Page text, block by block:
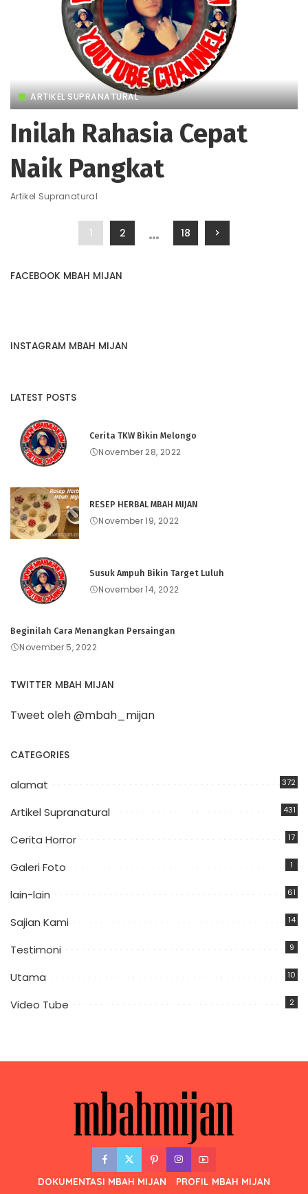
ARTIKEL SUPRANATURAL
Inilah Rahasia Cepat
Naik Pangkat
Artikel Supranatural
1 2 … 18
FACEBOOK MBAH MIJAN
INSTAGRAM MBAH MIJAN
LATEST POSTS
Cerita TKW Bikin Melongo
November 28, 2022
RESEP HERBAL MBAH MIJAN
November 19, 2022
Susuk Ampuh Bikin Target Luluh
November 14, 2022
Beginilah Cara Menangkan Persaingan
November 5, 2022
TWITTER MBAH MIJAN
Tweet oleh @mbah_mijan
CATEGORIES
alamat 372
Artikel Supranatural 431
Cerita Horror 17
Galeri Foto 1
lain-lain 61
Sajian Kami 14
Testimoni 9
Utama 10
Video Tube 2
DOKUMENTASI MBAH MIJAN
PROFIL MBAH MIJAN